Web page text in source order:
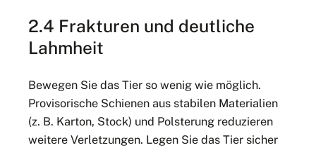
2.4 Frakturen und deutliche
Lahmheit
Bewegen Sie das Tier so wenig wie möglich.
Provisorische Schienen aus stabilen Materialien
(z. B. Karton, Stock) und Polsterung reduzieren
weitere Verletzungen. Legen Sie das Tier sicher